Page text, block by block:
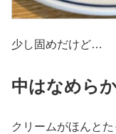
少し固めだけど…
中はなめら
クリームがほんと